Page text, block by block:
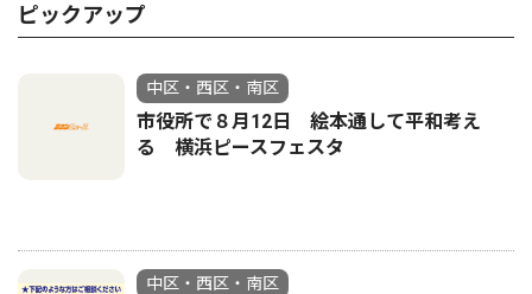
ピックアップ
中区・西区・南区
市役所で８月12日 絵本通して平和考え
る 横浜ピースフェスタ
中区・西区・南区